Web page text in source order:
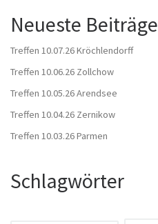
Neueste Beiträge
Treffen 10.07.26 Kröchlendorff
Treffen 10.06.26 Zollchow
Treffen 10.05.26 Arendsee
Treffen 10.04.26 Zernikow
Treffen 10.03.26 Parmen
Schlagwörter